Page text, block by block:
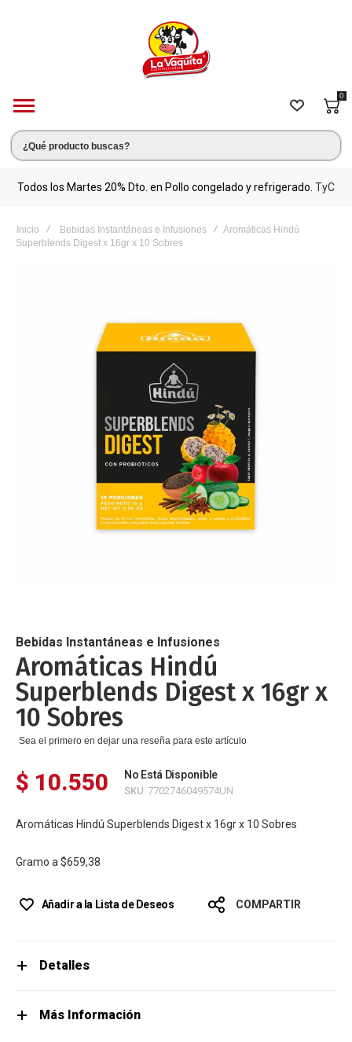
0
Todos los Martes 20% Dto. en Pollo congelado y refrigerado. TyC
Inicio Bebidas Instantáneas e Infusiones
Aromáticas Hindú
Superblends Digest x 16gr x 10 Sobres
de
la
galería
de
imágenes
Bebidas Instantáneas e Infusiones
Aromáticas Hindú
Superblends Digest x 16gr x
10 Sobres
Sea el primero en dejar una reseña para este artículo
$ 10.550 No Está Disponible
SKU 7702746049574UN
Aromáticas Hindú Superblends Digest x 16gr x 10 Sobres
Gramo a $659,38
Añadir a la Lista de Deseos COMPARTIR
Detalles
Más Información